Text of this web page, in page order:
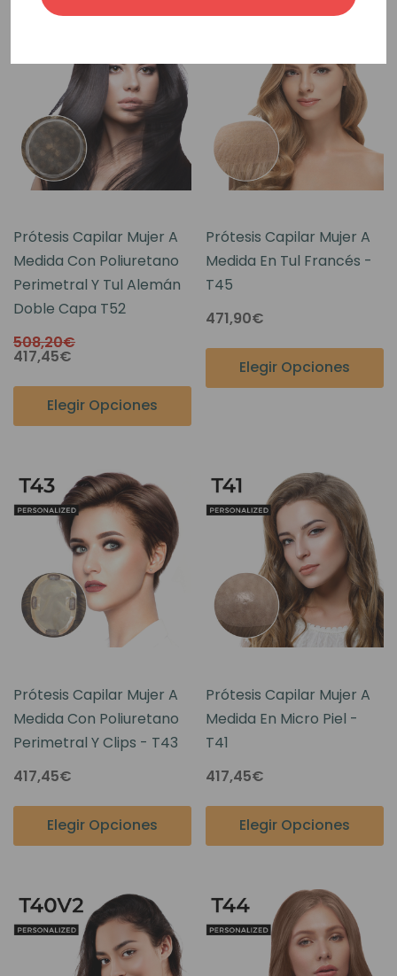
Prótesis Capilar Mujer A
Medida Con Poliuretano
Perimetral Y Tul Alemán
Doble Capa T52
508,20€
417,45€
Elegir Opciones
Prótesis Capilar Mujer A
Medida En Tul Francés -
T45
471,90€
Elegir Opciones
Prótesis Capilar Mujer A
Medida Con Poliuretano
Perimetral Y Clips - T43
417,45€
Elegir Opciones
Prótesis Capilar Mujer A
Medida En Micro Piel -
T41
417,45€
Elegir Opciones